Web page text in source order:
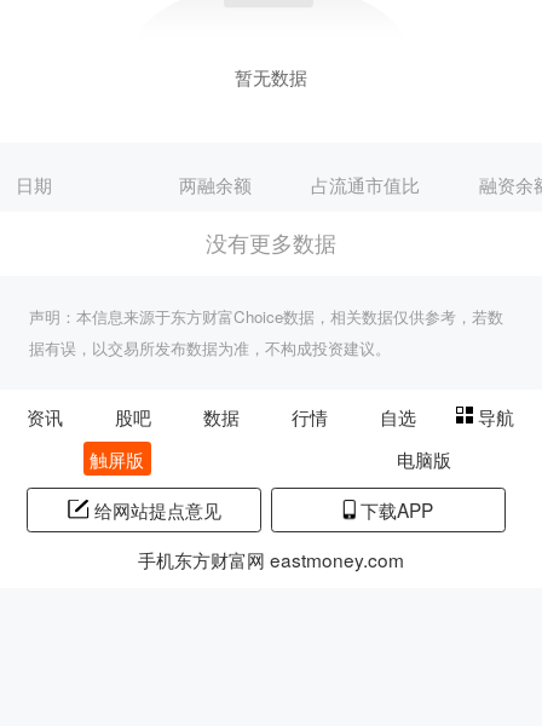
暂无数据
日期 两融余额 占流通市值比 融资余
没有更多数据
声明：本信息来源于东方财富Choice数据，相关数据仅供参考，若数
据有误，以交易所发布数据为准，不构成投资建议。
资讯 股吧 数据 行情 自选
导航
触屏版
电脑版
给网站提点意见
下载APP
手机东方财富网 eastmoney.com